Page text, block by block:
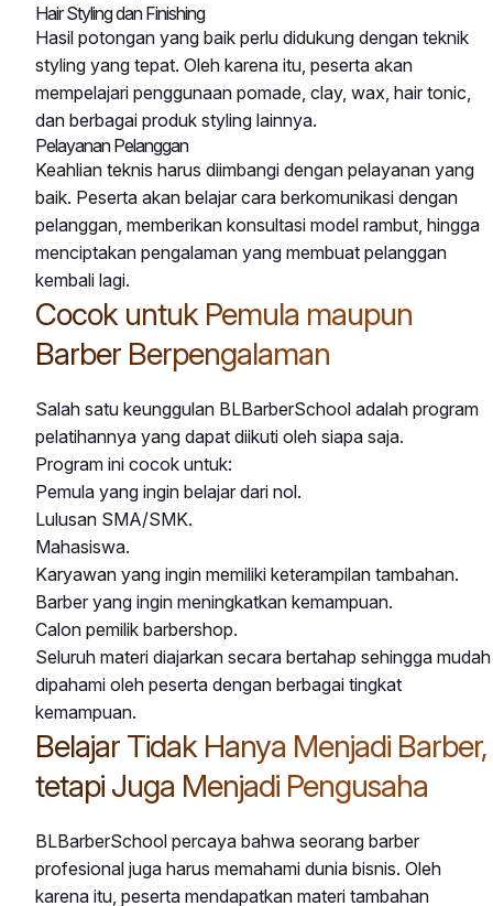
Hair Styling dan Finishing
Hasil potongan yang baik perlu didukung dengan teknik
styling yang tepat. Oleh karena itu, peserta akan
mempelajari penggunaan pomade, clay, wax, hair tonic,
dan berbagai produk styling lainnya.
Pelayanan Pelanggan
Keahlian teknis harus diimbangi dengan pelayanan yang
baik. Peserta akan belajar cara berkomunikasi dengan
pelanggan, memberikan konsultasi model rambut, hingga
menciptakan pengalaman yang membuat pelanggan
kembali lagi.
Cocok untuk Pemula maupun
Barber Berpengalaman
Salah satu keunggulan BLBarberSchool adalah program
pelatihannya yang dapat diikuti oleh siapa saja.
Program ini cocok untuk:
Pemula yang ingin belajar dari nol.
Lulusan SMA/SMK.
Mahasiswa.
Karyawan yang ingin memiliki keterampilan tambahan.
Barber yang ingin meningkatkan kemampuan.
Calon pemilik barbershop.
Seluruh materi diajarkan secara bertahap sehingga mudah
dipahami oleh peserta dengan berbagai tingkat
kemampuan.
Belajar Tidak Hanya Menjadi Barber,
tetapi Juga Menjadi Pengusaha
BLBarberSchool percaya bahwa seorang barber
profesional juga harus memahami dunia bisnis. Oleh
karena itu, peserta mendapatkan materi tambahan